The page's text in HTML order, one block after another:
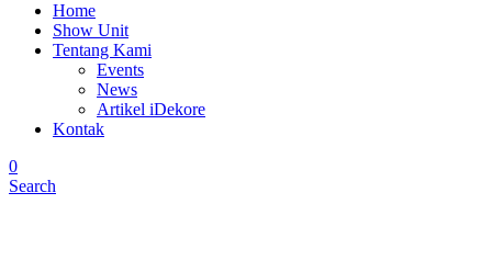
Home
Show Unit
Tentang Kami
Events
News
Artikel iDekore
Kontak
0
Search